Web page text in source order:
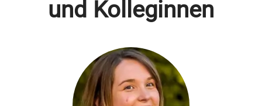
und Kolleginnen